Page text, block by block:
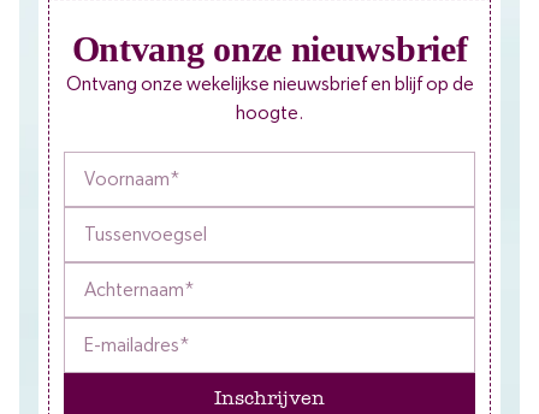
Ontvang onze nieuwsbrief
Ontvang onze wekelijkse nieuwsbrief en blijf op de
hoogte.
Inschrijven